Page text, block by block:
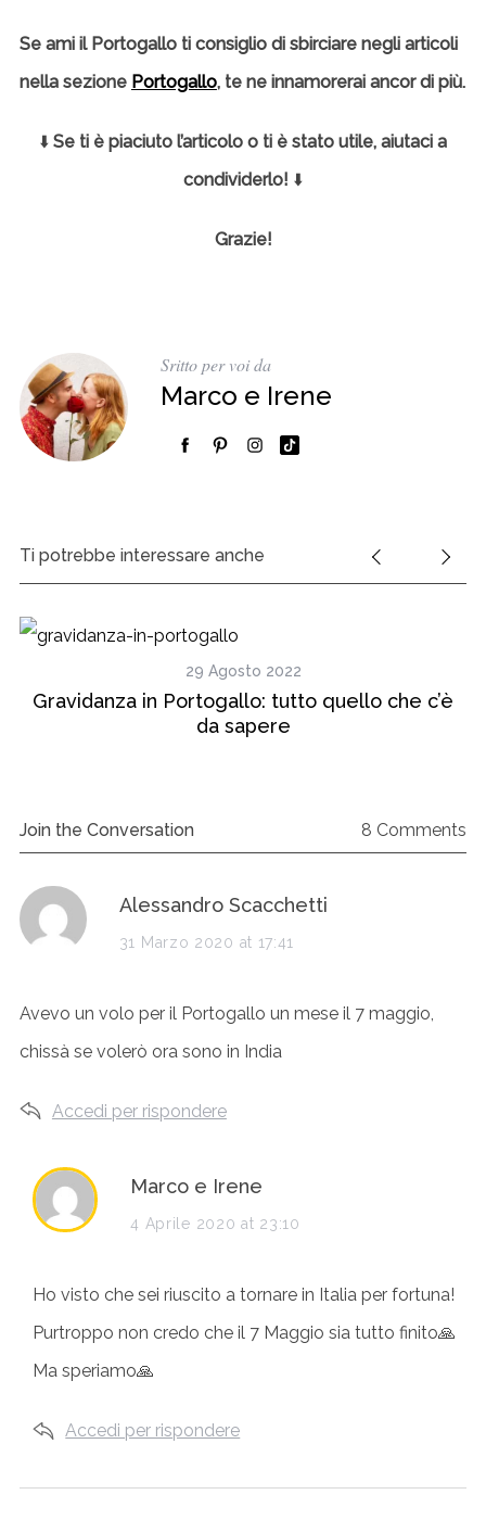
Se ami il Portogallo ti consiglio di sbirciare negli articoli
nella sezione Portogallo, te ne innamorerai ancor di più.
⬇️ Se ti è piaciuto l’articolo o ti è stato utile, aiutaci a
condividerlo! ⬇️
Grazie!
Sritto per voi da
Marco e Irene
Ti potrebbe interessare anche
29 Agosto 2022
Gravidanza in Portogallo: tutto quello che c’è
da sapere
Join the Conversation 8 Comments
s
a
s
:
Alessandro Scacchetti
31 Marzo 2020 at 17:41
Avevo un volo per il Portogallo un mese il 7 maggio,
chissà se volerò ora sono in India
Accedi per rispondere
s
a
s
:
Marco e Irene
4 Aprile 2020 at 23:10
Ho visto che sei riuscito a tornare in Italia per fortuna!
Purtroppo non credo che il 7 Maggio sia tutto finito🙏
Ma speriamo🙏
Accedi per rispondere